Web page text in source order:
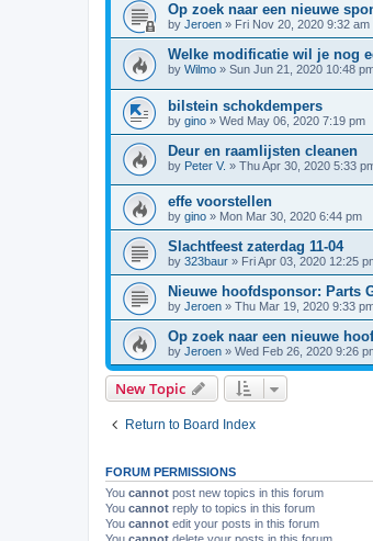
Op zoek naar een nieuwe
by Jeroen » Fri Nov 20, 2020 9:32 am
Welke modificatie wil je nog
by Wilmo » Sun Jun 21, 2020 10:48
bilstein schokdempers
by gino » Wed May 06, 2020 7:19 pm
Deur en raamlijsten cleanen
by Peter V. » Thu Apr 30, 2020 5:33
effe voorstellen
by gino » Mon Mar 30, 2020 6:44 pm
Slachtfeest zaterdag 11-04
by 323baur » Fri Apr 03, 2020 12:25
Nieuwe hoofdsponsor: Parts
by Jeroen » Thu Mar 19, 2020 9:33
Op zoek naar een nieuwe
by Jeroen » Wed Feb 26, 2020 9:26
New Topic
Return to Board Index
FORUM PERMISSIONS
You cannot post new topics in this forum
You cannot reply to topics in this forum
You cannot edit your posts in this forum